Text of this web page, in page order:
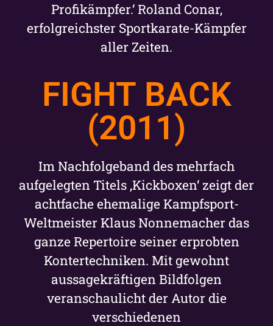
Profikämpfer.‘ Roland Conar,
erfolgreichster Sportkarate-Kämpfer
aller Zeiten.
FIGHT BACK
(2011)
Im Nachfolgeband des mehrfach
aufgelegten Titels ‚Kickboxen‘ zeigt der
achtfache ehemalige Kampfsport-
Weltmeister Klaus Nonnemacher das
ganze Repertoire seiner erprobten
Kontertechniken. Mit gewohnt
aussagekräftigen Bildfolgen
veranschaulicht der Autor die
verschiedenen